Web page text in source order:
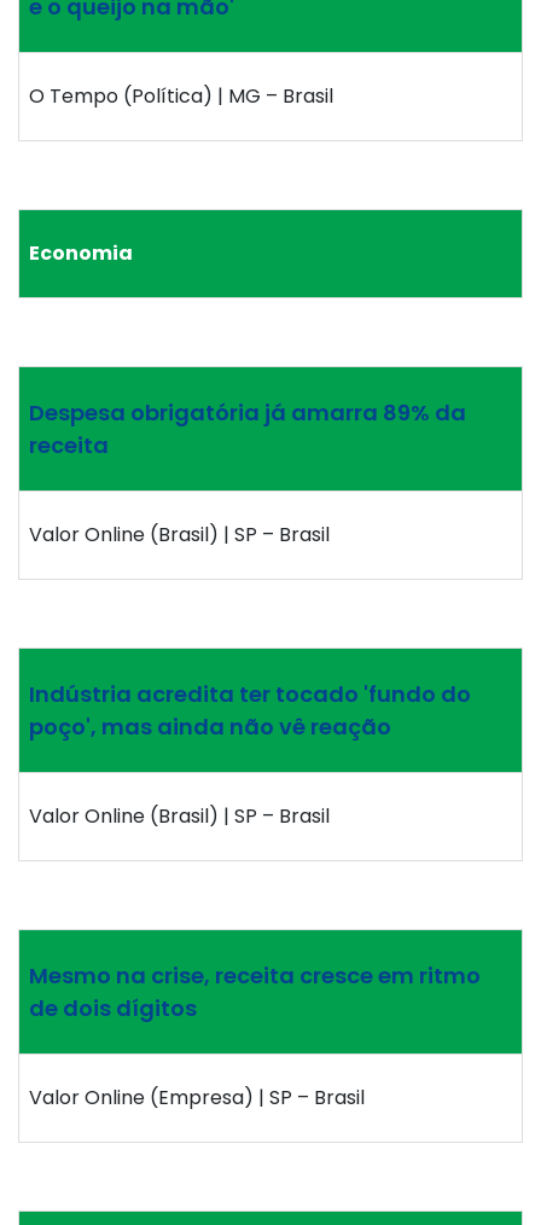
e o queijo na mão'
O Tempo (Política) | MG – Brasil
Economia
Despesa obrigatória já amarra 89% da
receita
Valor Online (Brasil) | SP – Brasil
Indústria acredita ter tocado 'fundo do
poço', mas ainda não vê reação
Valor Online (Brasil) | SP – Brasil
Mesmo na crise, receita cresce em ritmo
de dois dígitos
Valor Online (Empresa) | SP – Brasil